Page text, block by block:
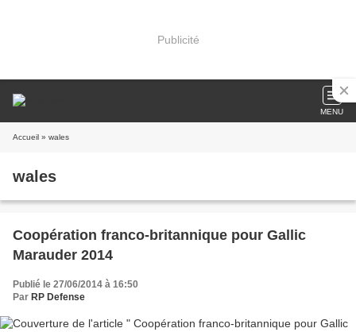
Publicité
MENU
Accueil » wales
wales
Coopération franco-britannique pour Gallic
Marauder 2014
Publié le 27/06/2014 à 16:50
Par RP Defense